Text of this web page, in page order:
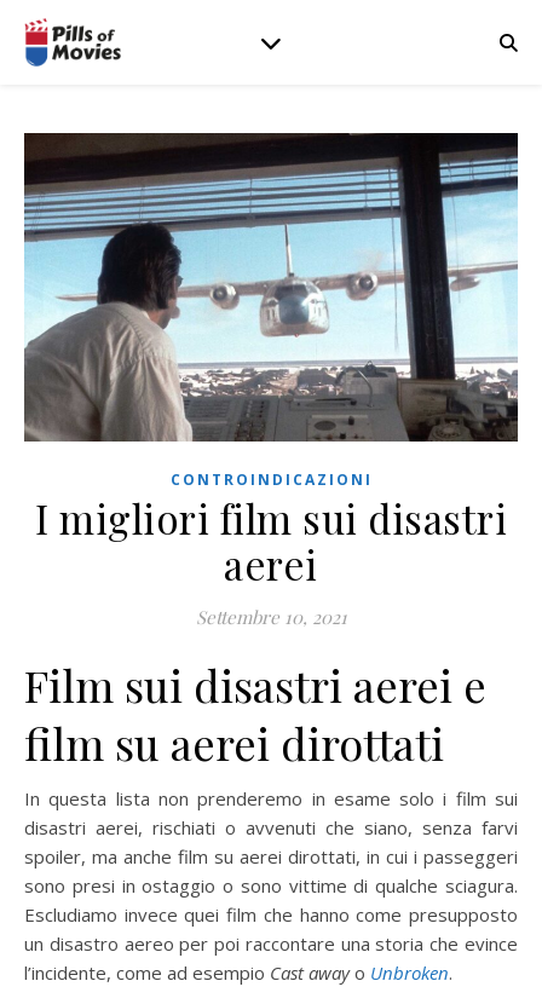
CONTROINDICAZIONI
I migliori film sui disastri
aerei
Settembre 10, 2021
Film sui disastri aerei e
film su aerei dirottati
In questa lista non prenderemo in esame solo i film sui
disastri aerei, rischiati o avvenuti che siano, senza farvi
spoiler, ma anche film su aerei dirottati, in cui i passeggeri
sono presi in ostaggio o sono vittime di qualche sciagura.
Escludiamo invece quei film che hanno come presupposto
un disastro aereo per poi raccontare una storia che evince
l’incidente, come ad esempio Cast awayo Unbroken.